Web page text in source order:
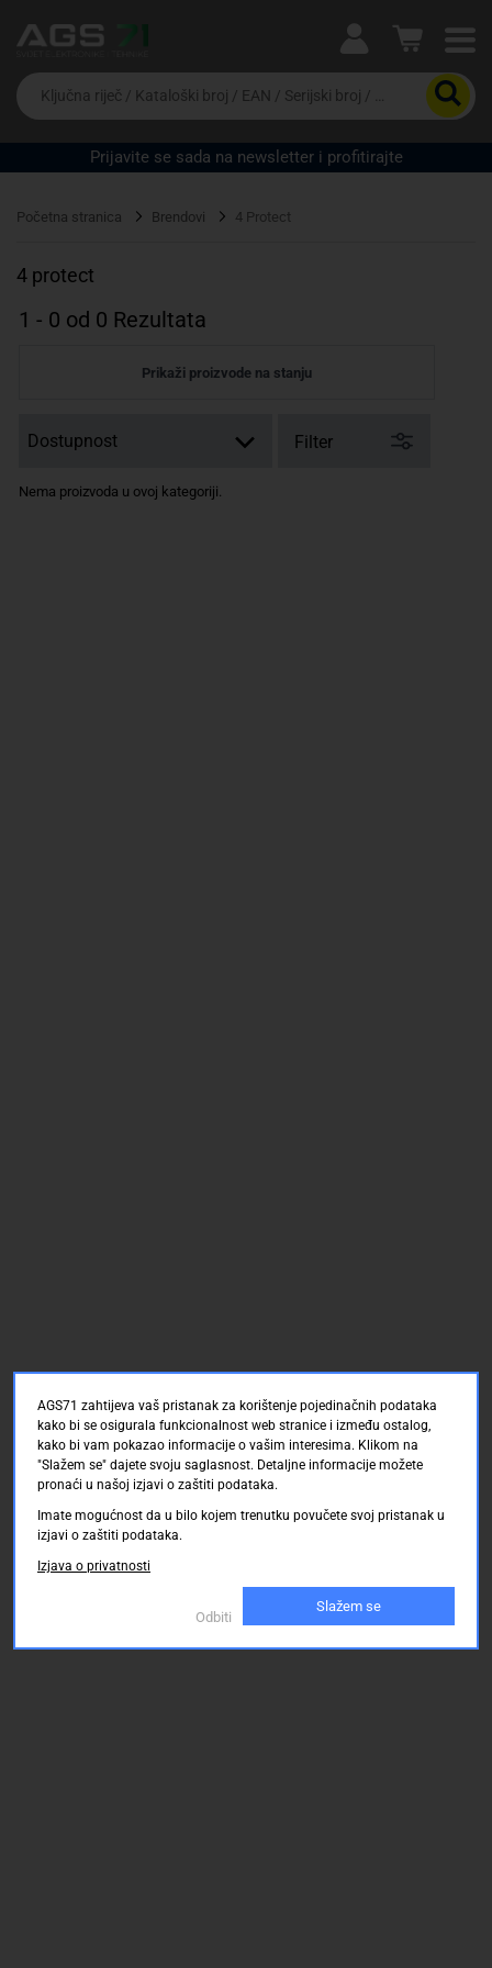
Ova postavka prilagođava asortiman proizvoda i
cijene vašim potrebama.
Da
biste
potražili
proizvod,
unesite
riječ,
EAN
serijski
Prijavite se sada na newsletter i profitirajte
Početna stranica Brendovi 4 Protect
4 protect
1 - 0 od 0 Rezultata
Prikaži proizvode na stanju
Filter
Nema proizvoda u ovoj kategoriji.
AGS71 zahtijeva vaš pristanak za korištenje pojedinačnih podataka
kako bi se osigurala funkcionalnost web stranice i između ostalog,
kako bi vam pokazao informacije o vašim interesima. Klikom na
"Slažem se" dajete svoju saglasnost. Detaljne informacije možete
pronaći u našoj izjavi o zaštiti podataka.
Imate mogućnost da u bilo kojem trenutku povučete svoj pristanak u
izjavi o zaštiti podataka.
Izjava o privatnosti
Odbiti
Slažem se